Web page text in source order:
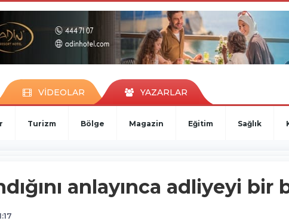
VİDEOLAR YAZARLAR
Turizm Bölge Magazin Eğitim Sağlık
anlayınca adliyeyi bir